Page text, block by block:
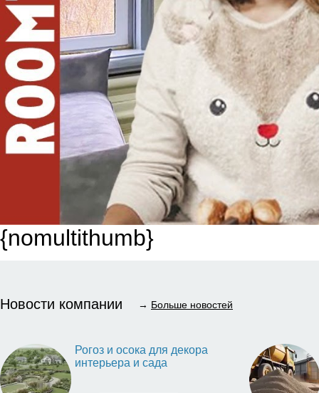
{nomultithumb}
Новости компании → Больше новостей
Рогоз и осока для декора
интерьера и сада